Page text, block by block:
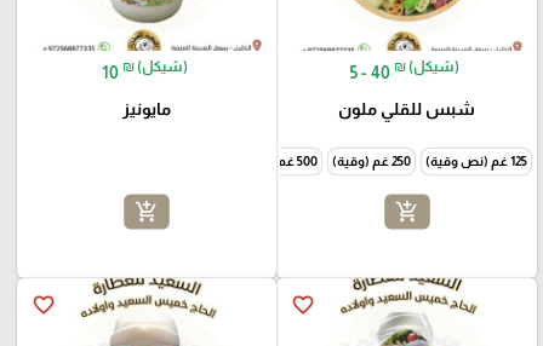
5 - 40 ₪ (شيكل)
شبس للقلي ملون
125 غم (نص وقية) 250 غم (وقية) 500 غم (نص كيلو)
add_shopping_cart
10 ₪ (شيكل)
مايونيز
add_shopping_cart
favorite_border
favorite_border